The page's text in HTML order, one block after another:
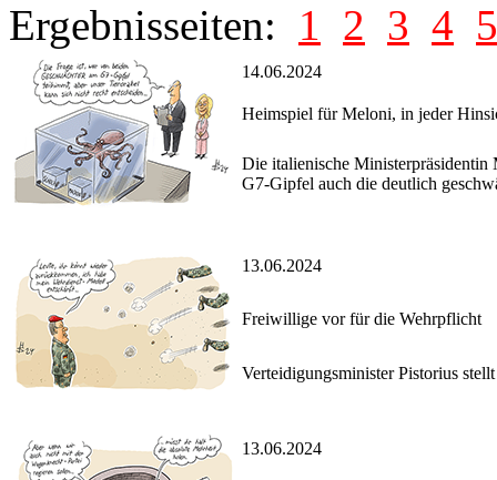
Ergebnisseiten: 1 2 3 4 5
14.06.2024
Heimspiel für Meloni, in jeder
Die italienische Ministerpräsidentin
G7-Gipfel auch die deutlich
13.06.2024
Freiwillige vor für die Wehrpflicht
Verteidigungsminister Pistorius
13.06.2024